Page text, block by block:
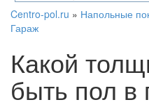
Centro-pol.ru » Напольные
Гараж
Какой
быть пол в